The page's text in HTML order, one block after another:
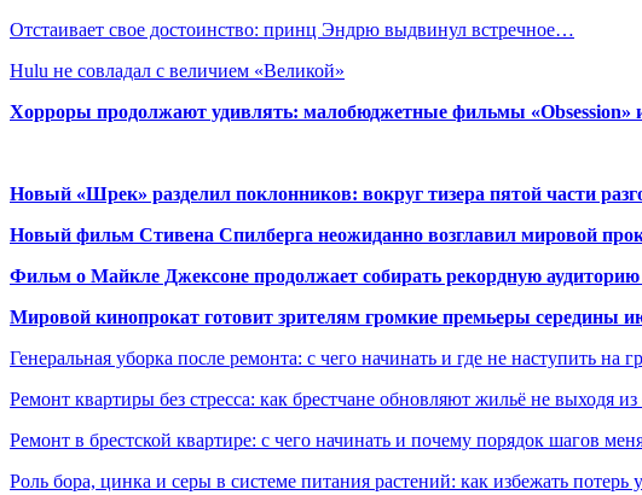
Отстаивает свое достоинство: принц Эндрю выдвинул встречное…
Hulu не совладал с величием «Великой»
Хорроры продолжают удивлять: малобюджетные фильмы «Obsession»
Новый «Шрек» разделил поклонников: вокруг тизера пятой части
Новый фильм Стивена Спилберга неожиданно возглавил мировой
Фильм о Майкле Джексоне продолжает собирать рекордную
Мировой кинопрокат готовит зрителям громкие премьеры середины
Генеральная уборка после ремонта: с чего начинать и где не наступить на
Ремонт квартиры без стресса: как брестчане обновляют жильё не выходя
Ремонт в брестской квартире: с чего начинать и почему порядок шагов
Роль бора, цинка и серы в системе питания растений: как избежать потерь